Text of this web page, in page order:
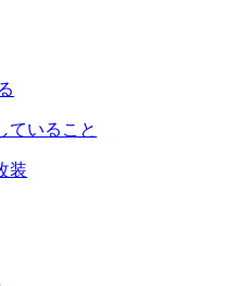
ていること
装